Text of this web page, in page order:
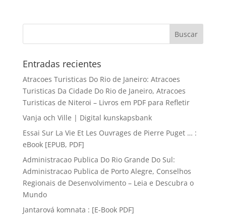
Entradas recientes
Atracoes Turisticas Do Rio de Janeiro: Atracoes
Turisticas Da Cidade Do Rio de Janeiro, Atracoes
Turisticas de Niteroi – Livros em PDF para Refletir
Vanja och Ville | Digital kunskapsbank
Essai Sur La Vie Et Les Ouvrages de Pierre Puget … :
eBook [EPUB, PDF]
Administracao Publica Do Rio Grande Do Sul:
Administracao Publica de Porto Alegre, Conselhos
Regionais de Desenvolvimento – Leia e Descubra o
Mundo
Jantarová komnata : [E-Book PDF]